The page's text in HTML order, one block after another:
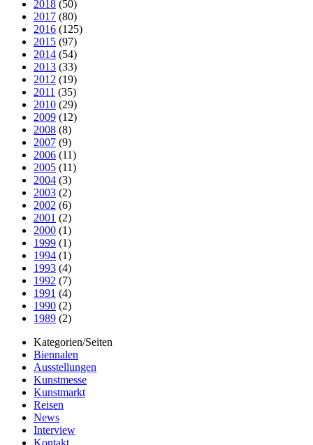
2018 (50)
2017 (80)
2016 (125)
2015 (97)
2014 (54)
2013 (33)
2012 (19)
2011 (35)
2010 (29)
2009 (12)
2008 (8)
2007 (9)
2006 (11)
2005 (11)
2004 (3)
2003 (2)
2002 (6)
2001 (2)
2000 (1)
1999 (1)
1994 (1)
1993 (4)
1992 (7)
1991 (4)
1990 (2)
1989 (2)
Kategorien/Seiten
Biennalen
Ausstellungen
Kunstmesse
Kunstmarkt
Reisen
News
Interview